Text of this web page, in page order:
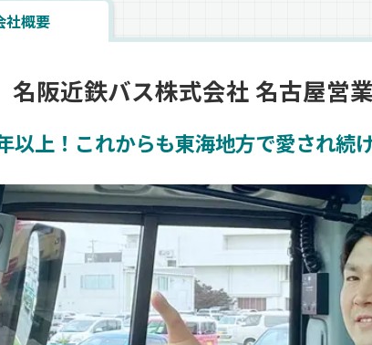
社概要
名阪近鉄バス株式会社 名古屋営
以上！これからも東海地方で愛され続